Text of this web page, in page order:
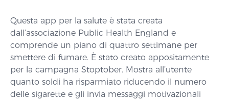
Questa app per la salute è stata creata
dall’associazione Public Health England e
comprende un piano di quattro settimane per
smettere di fumare. È stato creato appositamente
per la campagna Stoptober. Mostra all’utente
quanto soldi ha risparmiato riducendo il numero
delle sigarette e gli invia messaggi motivazionali